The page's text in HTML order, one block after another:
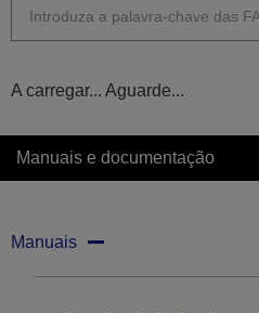
A carregar... Aguarde...
Manuais e documentação
Manuais